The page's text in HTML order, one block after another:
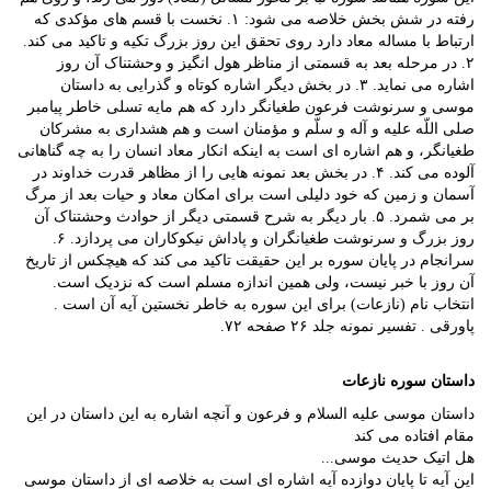
رفته در شش بخش خلاصه می شود: ۱. نخست با قسم های مؤکدی که
ارتباط با مساله معاد دارد روی تحقق این روز بزرگ تکیه و تاکید می کند.
۲. در مرحله بعد به قسمتی از مناظر هول انگیز و وحشتناک آن روز
اشاره می نماید. ۳. در بخش دیگر اشاره کوتاه و گذرایی به داستان
موسی و سرنوشت فرعون طغیانگر دارد که هم مایه تسلی خاطر پیامبر
صلی اللّه علیه و آله و سلّم و مؤمنان است و هم هشداری به مشرکان
طغیانگر، و هم اشاره ای است به اینکه انکار معاد انسان را به چه گناهانی
آلوده می کند. ۴. در بخش بعد نمونه هایی را از مظاهر قدرت خداوند در
آسمان و زمین که خود دلیلی است برای امکان معاد و حیات بعد از مرگ
بر می شمرد. ۵. بار دیگر به شرح قسمتی دیگر از حوادث وحشتناک آن
سرانجام در پایان سوره بر این حقیقت تاکید می کند که هیچکس از تاریخ
آن روز با خبر نیست، ولی همین اندازه مسلم است که نزدیک است.
انتخاب نام (نازعات) برای این سوره به خاطر نخستین آیه آن است .
پاورقی . تفسیر نمونه جلد ۲۶ صفحه ۷۲.
داستان سوره نازعات
داستان موسی علیه السلام و فرعون و آنچه اشاره به این داستان در این
مقام افتاده می کند
هل اتیک حدیث موسی...
این آیه تا پایان دوازده آیه اشاره ای است به خلاصه ای از داستان موسی